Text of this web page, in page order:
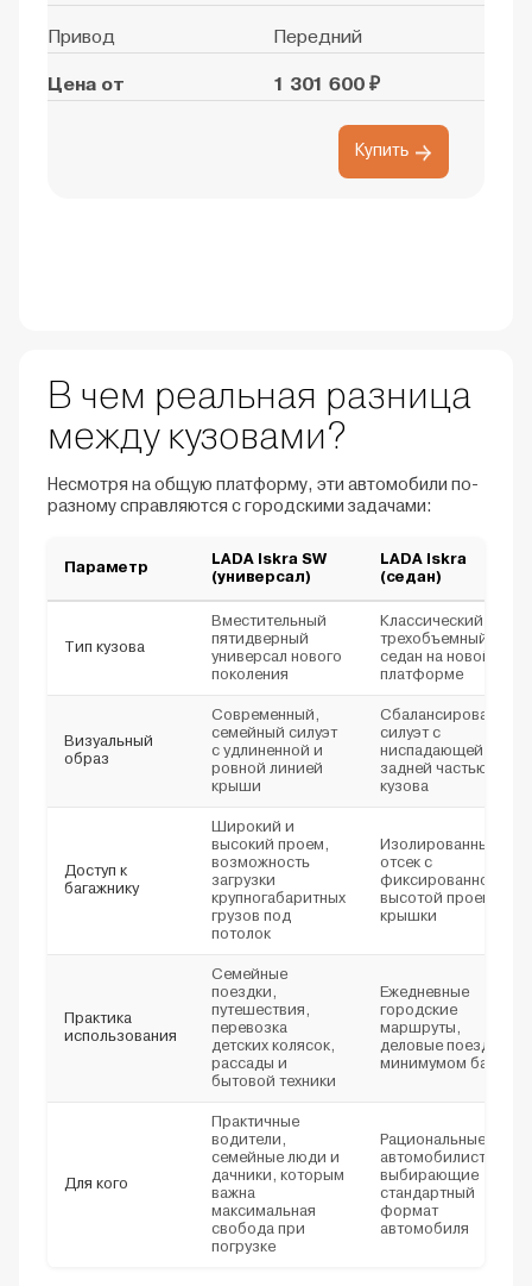
Привод Передний
Цена от 1 301 600 ₽
Купить
В чем реальная разница
между кузовами?
Несмотря на общую платформу, эти автомобили по-
разному справляются с городскими задачами:
Параметр
LADA Iskra SW
(универсал)
LADA Iskra
(седан)
Тип кузова
Вместительный
пятидверный
универсал нового
поколения
Классический
трехобъемный
седан на новой
платформе
Визуальный
образ
Современный,
семейный силуэт
с удлиненной и
ровной линией
крыши
Сбалансированный
силуэт с
ниспадающей
задней частью
кузова
Доступ к
багажнику
Широкий и
высокий проем,
возможность
загрузки
крупногабаритных
грузов под
потолок
Изолированный
отсек с
фиксированной
высотой проема
крышки
Практика
использования
Семейные
поездки,
путешествия,
перевозка
детских колясок,
рассады и
бытовой техники
Ежедневные
городские
маршруты,
деловые поездки с
минимумом багажа
Для кого
Практичные
водители,
семейные люди и
дачники, которым
важна
максимальная
свобода при
погрузке
Рациональные
автомобилисты,
выбирающие
стандартный
формат
автомобиля